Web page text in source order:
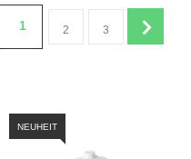
1 2 3
NEUHEIT